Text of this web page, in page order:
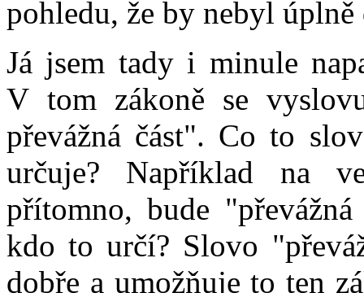
pohledu, že by nebyl úplně
Já jsem tady i minule
V tom zákoně se
převážná část". Co to
určuje? Například na
přítomno, bude
kdo to určí? Slovo
dobře a umožňuje to ten